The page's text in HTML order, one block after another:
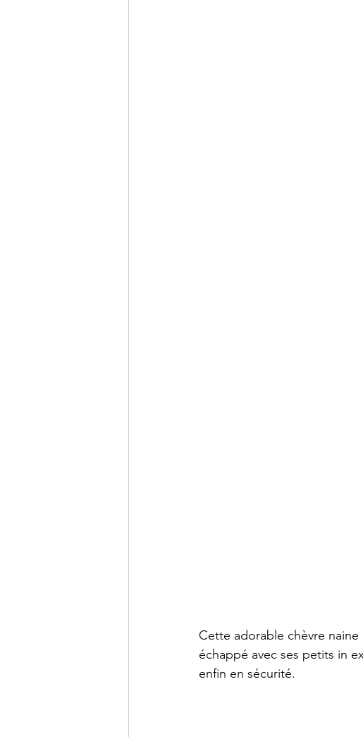
Cette adorable chèvre
échappé avec ses petits in
enfin en sécurité.